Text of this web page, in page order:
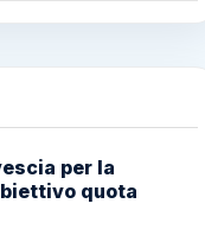
per la
quota